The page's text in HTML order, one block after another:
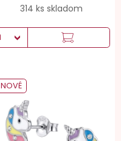
314 ks skladom
NOVÉ